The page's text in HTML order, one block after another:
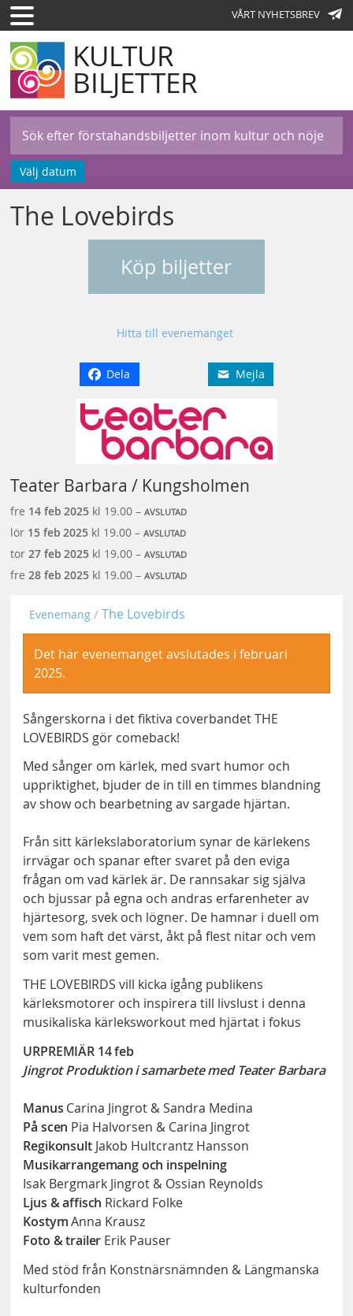
VÅRT NYHETSBREV
KULTUR
BILJETTER
Välj datum
The Lovebirds
Köp biljetter
Hitta till evenemanget
Dela Mejla
Teater Barbara / Kungsholmen
fre 14 feb2025kl 19.00 – AVSLUTAD
lör 15 feb2025kl 19.00 – AVSLUTAD
tor27 feb2025kl 19.00 – AVSLUTAD
fre28 feb2025kl 19.00 – AVSLUTAD
Evenemang The Lovebirds
Det här evenemanget avslutades i februari
2025.
Sångerskorna i det fiktiva coverbandet THE
LOVEBIRDS gör comeback!
Med sånger om kärlek, med svart humor och
uppriktighet, bjuder de in till en timmes blandning
av show och bearbetning av sargade hjärtan.
Från sitt kärlekslaboratorium synar de kärlekens
irrvägar och spanar efter svaret på den eviga
frågan om vad kärlek är. De rannsakar sig själva
och bjussar på egna och andras erfarenheter av
hjärtesorg, svek och lögner. De hamnar i duell om
vem som haft det värst, åkt på flest nitar och vem
som varit mest gemen.
THE LOVEBIRDS vill kicka igång publikens
kärleksmotorer och inspirera till livslust i denna
musikaliska kärleksworkout med hjärtat i fokus
URPREMIÄR 14 feb
Jingrot Produktion i samarbete med Teater Barbara
Manus Carina Jingrot & Sandra Medina
På scen Pia Halvorsen & Carina Jingrot
Regikonsult Jakob Hultcrantz Hansson
Musikarrangemang och inspelning
Isak Bergmark Jingrot & Ossian Reynolds
Ljus & affisch Rickard Folke
KostymAnna Krausz
Foto & trailer Erik Pauser
Med stöd från Konstnärsnämnden & Längmanska
kulturfonden